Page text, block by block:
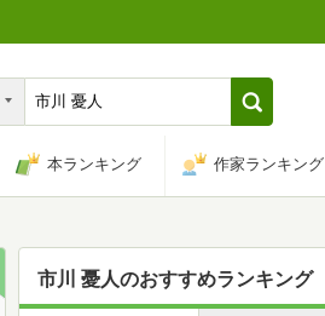
本ランキング 作家ランキング
市川 憂人のおすすめランキング